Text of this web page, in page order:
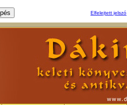
Elfelejtett jelszó